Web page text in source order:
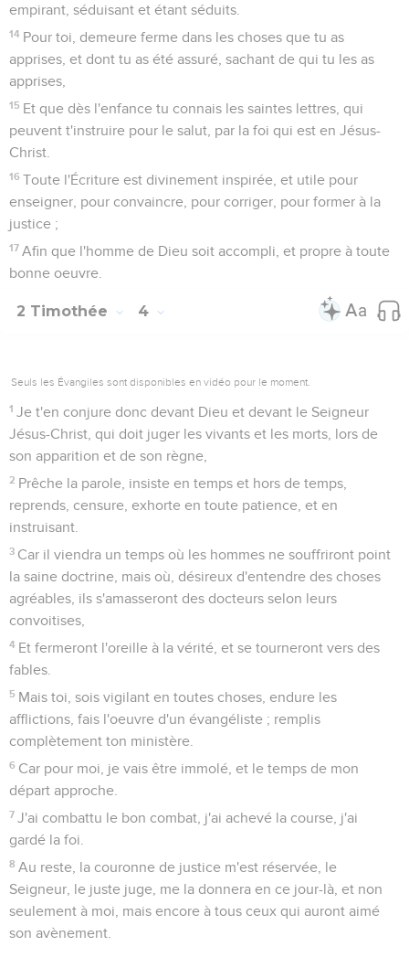
empirant, séduisant et étant séduits.
14 Pour toi, demeure ferme dans les choses que tu as
apprises, et dont tu as été assuré, sachant de qui tu les as
apprises,
15 Et que dès l'enfance tu connais les saintes lettres, qui
peuvent t'instruire pour le salut, par la foi qui est en Jésus-
Christ.
16 Toute l'Écriture est divinement inspirée, et utile pour
enseigner, pour convaincre, pour corriger, pour former à la
justice ;
17 Afin que l'homme de Dieu soit accompli, et propre à toute
bonne oeuvre.
2 Timothée 4
Seuls les Évangiles sont disponibles en vidéo pour le moment.
1 Je t'en conjure donc devant Dieu et devant le Seigneur
Jésus-Christ, qui doit juger les vivants et les morts, lors de
son apparition et de son règne,
2 Prêche la parole, insiste en temps et hors de temps,
reprends, censure, exhorte en toute patience, et en
instruisant.
3 Car il viendra un temps où les hommes ne souffriront point
la saine doctrine, mais où, désireux d'entendre des choses
agréables, ils s'amasseront des docteurs selon leurs
convoitises,
4 Et fermeront l'oreille à la vérité, et se tourneront vers des
fables.
5 Mais toi, sois vigilant en toutes choses, endure les
afflictions, fais l'oeuvre d'un évangéliste ; remplis
complètement ton ministère.
6 Car pour moi, je vais être immolé, et le temps de mon
départ approche.
7 J'ai combattu le bon combat, j'ai achevé la course, j'ai
gardé la foi.
8 Au reste, la couronne de justice m'est réservée, le
Seigneur, le juste juge, me la donnera en ce jour-là, et non
seulement à moi, mais encore à tous ceux qui auront aimé
son avènement.